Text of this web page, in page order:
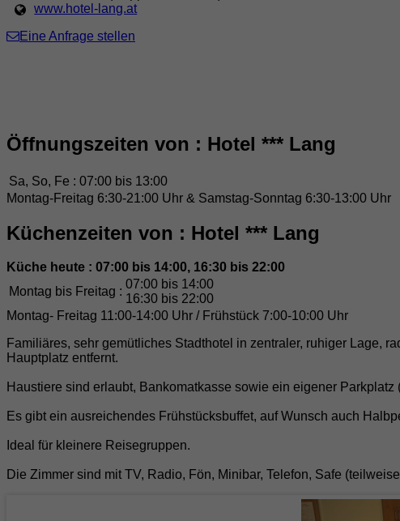
www.hotel-lang.at
Eine Anfrage stellen
Öffnungszeiten von : Hotel *** Lang
Sa, So, Fe : 07:00 bis 13:00
Montag-Freitag 6:30-21:00 Uhr & Samstag-Sonntag 6:30-13:00 Uhr
Küchenzeiten von : Hotel *** Lang
Küche heute : 07:00 bis 14:00, 16:30 bis 22:00
Montag bis Freitag :
07:00 bis 14:00
16:30 bis 22:00
Montag- Freitag 11:00-14:00 Uhr / Frühstück 7:00-10:00 Uhr
Familiäres, sehr gemütliches Stadthotel in zentraler, ruhiger Lage,
Hauptplatz entfernt.
Haustiere sind erlaubt, Bankomatkasse sowie ein eigener Parkplatz
Es gibt ein ausreichendes Frühstücksbuffet, auf Wunsch auch
Ideal für kleinere Reisegruppen.
Die Zimmer sind mit TV, Radio, Fön, Minibar, Telefon, Safe